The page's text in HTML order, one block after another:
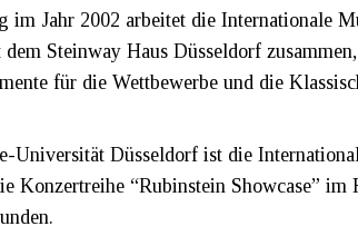
im Jahr 2002 arbeitet die Internationale
Steinway Haus Düsseldorf
für die Wettbewerbe und die
Universität Düsseldorf ist die
Konzertreihe “Rubinstein Showcase” im